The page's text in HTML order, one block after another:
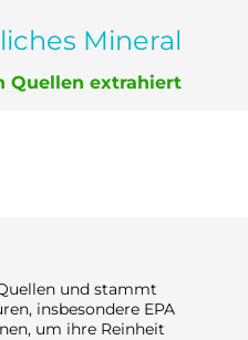
Mineral
Quellen extrahiert
und stammt
insbesondere EPA
um ihre Reinheit